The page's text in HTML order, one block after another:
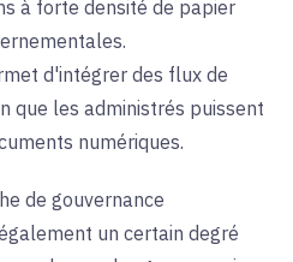
à forte densité de papier
d'intégrer des flux de
que les administrés puissent
numériques.
de gouvernance
un certain degré